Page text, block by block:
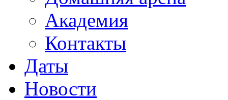
Академия
Контакты
Даты
Новости